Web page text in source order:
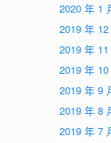
2020 年 1
2019 年 12
2019 年 11
2019 年 10
2019 年 9
2019 年 8
2019 年 7